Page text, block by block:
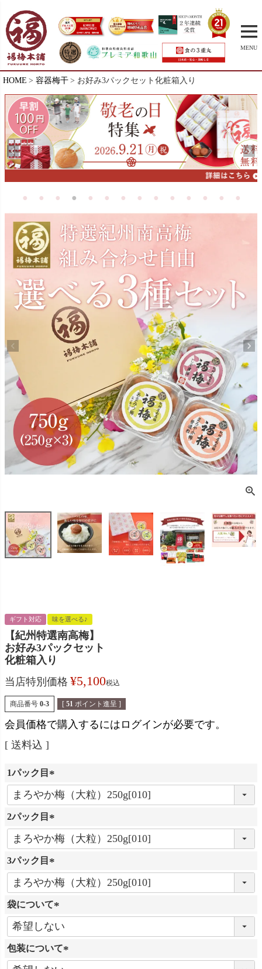
MENU
HOME 容器梅干 お好み3パックセット化粧箱入り
ギフト対応 味を選べる♪
【紀州特選南高梅】
お好み3パックセット
化粧箱入り
当店特別価格 ¥5,100税込
商品番号 0-3 [ 51 ポイント進呈 ]
会員価格で購入するにはログインが必要です。
送料込
1パック目
必
須
)
2パック目
必
須
)
3パック目
必
須
)
袋について
(
必
須
)
包装について